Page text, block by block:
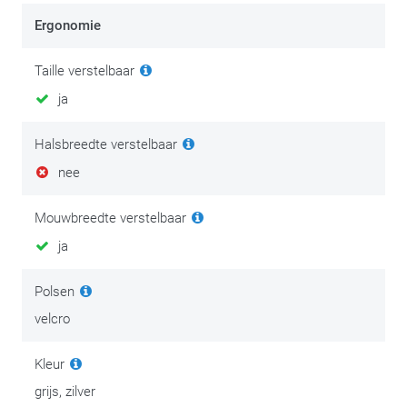
Ergonomie
Taille verstelbaar
ja
Halsbreedte verstelbaar
nee
Mouwbreedte verstelbaar
ja
Polsen
velcro
Kleur
grijs, zilver